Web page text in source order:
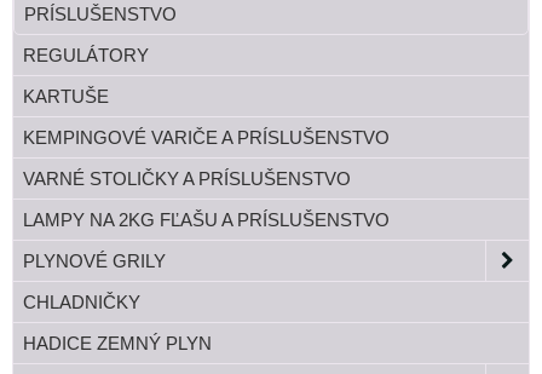
PRÍSLUŠENSTVO
REGULÁTORY
KARTUŠE
KEMPINGOVÉ VARIČE A PRÍSLUŠENSTVO
VARNÉ STOLIČKY A PRÍSLUŠENSTVO
LAMPY NA 2KG FĽAŠU A PRÍSLUŠENSTVO
PLYNOVÉ GRILY
CHLADNIČKY
HADICE ZEMNÝ PLYN